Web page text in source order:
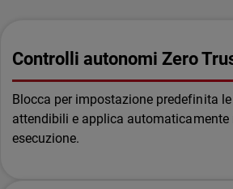
Controlli autonomi Zero
Blocca per impostazione predefinita
attendibili e applica automaticamente
esecuzione.